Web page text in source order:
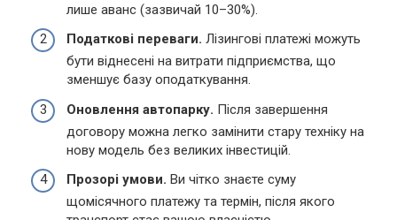
лише аванс (зазвичай 10–30%).
Податкові переваги. Лізингові платежі можуть
бути віднесені на витрати підприємства, що
зменшує базу оподаткування.
Оновлення автопарку. Після завершення
договору можна легко замінити стару техніку на
нову модель без великих інвестицій.
Прозорі умови. Ви чітко знаєте суму
щомісячного платежу та термін, після якого